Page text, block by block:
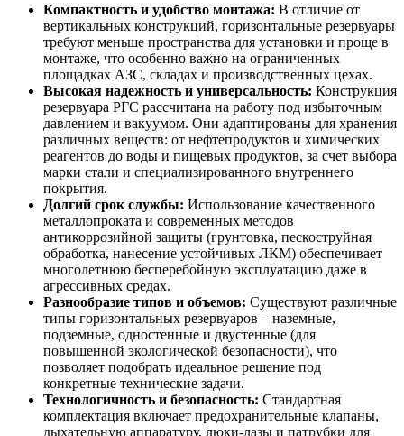
Компактность и удобство монтажа: В отличие от
вертикальных конструкций, горизонтальные резервуары
требуют меньше пространства для установки и проще в
монтаже, что особенно важно на ограниченных
площадках АЗС, складах и производственных цехах.
Высокая надежность и универсальность: Конструкция
резервуара РГС рассчитана на работу под избыточным
давлением и вакуумом. Они адаптированы для хранения
различных веществ: от нефтепродуктов и химических
реагентов до воды и пищевых продуктов, за счет выбора
марки стали и специализированного внутреннего
покрытия.
Долгий срок службы: Использование качественного
металлопроката и современных методов
антикоррозийной защиты (грунтовка, пескоструйная
обработка, нанесение устойчивых ЛКМ) обеспечивает
многолетнюю бесперебойную эксплуатацию даже в
агрессивных средах.
Разнообразие типов и объемов: Существуют различные
типы горизонтальных резервуаров – наземные,
подземные, одностенные и двустенные (для
повышенной экологической безопасности), что
позволяет подобрать идеальное решение под
конкретные технические задачи.
Технологичность и безопасность: Стандартная
комплектация включает предохранительные клапаны,
дыхательную аппаратуру, люки-лазы и патрубки для